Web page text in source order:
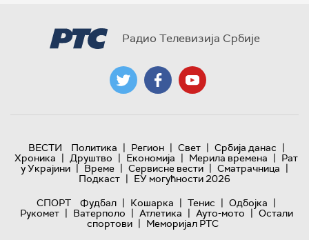
Радио Телевизија Србије
ВЕСТИ Политика | Регион | Свет | Србија данас |
Хроника | Друштво | Економија | Мерила времена | Рат
у Украјини | Време | Сервисне вести | Сматрачница |
Подкаст | ЕУ могућности 2026
СПОРТ
Фудбал | Кошарка | Тенис | Одбојка |
Рукомет | Ватерполо | Атлетика | Ауто-мото | Остали
спортови | Меморијал РТС